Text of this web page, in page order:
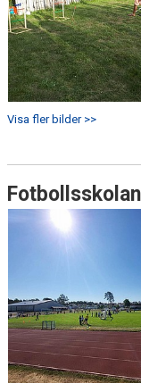
Visa fler bilder >>